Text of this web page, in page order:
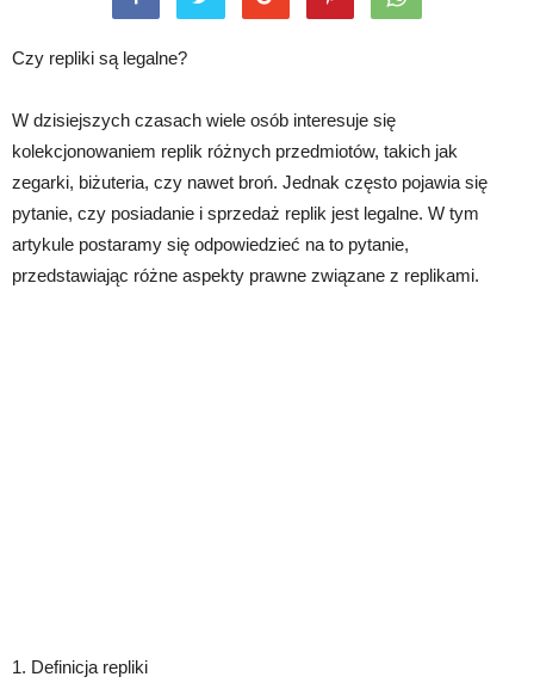
Czy repliki są legalne?
W dzisiejszych czasach wiele osób interesuje się
kolekcjonowaniem replik różnych przedmiotów, takich jak
zegarki, biżuteria, czy nawet broń. Jednak często pojawia się
pytanie, czy posiadanie i sprzedaż replik jest legalne. W tym
artykule postaramy się odpowiedzieć na to pytanie,
przedstawiając różne aspekty prawne związane z replikami.
1. Definicja repliki